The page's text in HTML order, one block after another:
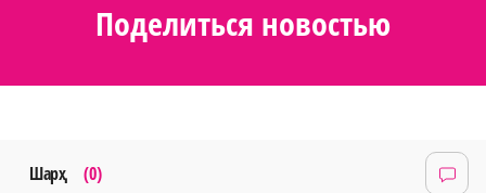
Поделиться новостью
Шарҳ (0)